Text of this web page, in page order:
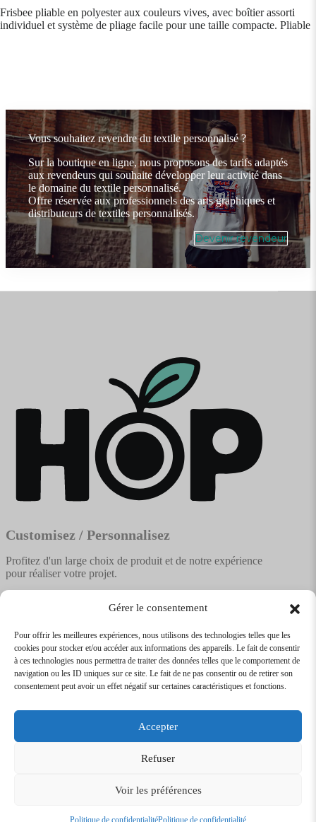
Gérer le consentement
Pour offrir les meilleures expériences, nous utilisons des technologies telles que les
cookies pour stocker et/ou accéder aux informations des appareils. Le fait de consentir
à ces technologies nous permettra de traiter des données telles que le comportement de
navigation ou les ID uniques sur ce site. Le fait de ne pas consentir ou de retirer son
consentement peut avoir un effet négatif sur certaines caractéristiques et fonctions.
Accepter
Refuser
Voir les préférences
Politique de confidentialitéPolitique de confidentialité
Frisbee pliable en polyester aux couleurs vives, avec boîtier assorti
individuel et système de pliage facile pour une taille compacte. Pliable
Vous souhaitez revendre du textile personnalisé ?
Sur la boutique en ligne, nous proposons des tarifs adaptés
aux revendeurs qui souhaite développer leur activité dans
le domaine du textile personnalisé.
Offre réservée aux professionnels des arts graphiques et
distributeurs de textiles personnalisés.
Devenir revendeur
Customisez / Personnalisez
Profitez d'un large choix de produit et de notre expérience
pour réaliser votre projet.
Textile Articles Publicitaires
Infos
Boutique en ligne
Express 24H
Tarifs Revendeurs